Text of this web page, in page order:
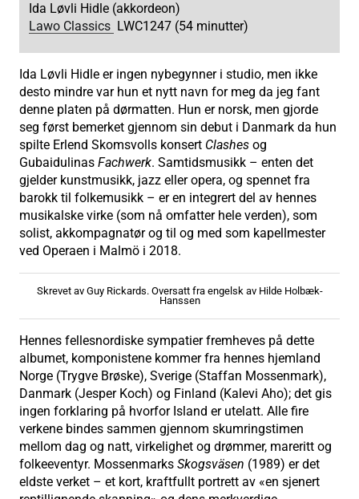
Ida Løvli Hidle (akkordeon)
Lawo Classics LWC1247 (54 minutter)
Ida Løvli Hidle er ingen nybegynner i studio, men ikke
desto mindre var hun et nytt navn for meg da jeg fant
denne platen på dørmatten. Hun er norsk, men gjorde
seg først bemerket gjennom sin debut i Danmark da hun
spilte Erlend Skomsvolls konsert Clashes og
Gubaidulinas Fachwerk. Samtidsmusikk – enten det
gjelder kunstmusikk, jazz eller opera, og spennet fra
barokk til folkemusikk – er en integrert del av hennes
musikalske virke (som nå omfatter hele verden), som
solist, akkompagnatør og til og med som kapellmester
ved Operaen i Malmö i 2018.
Skrevet av Guy Rickards. Oversatt fra engelsk av Hilde Holbæk-
Hanssen
Hennes fellesnordiske sympatier fremheves på dette
albumet, komponistene kommer fra hennes hjemland
Norge (Trygve Brøske), Sverige (Staffan Mossenmark),
Danmark (Jesper Koch) og Finland (Kalevi Aho); det gis
ingen forklaring på hvorfor Island er utelatt. Alle fire
verkene bindes sammen gjennom skumringstimen
mellom dag og natt, virkelighet og drømmer, mareritt og
folkeeventyr. Mossenmarks Skogsväsen (1989) er det
eldste verket – et kort, kraftfullt portrett av «en sjenert